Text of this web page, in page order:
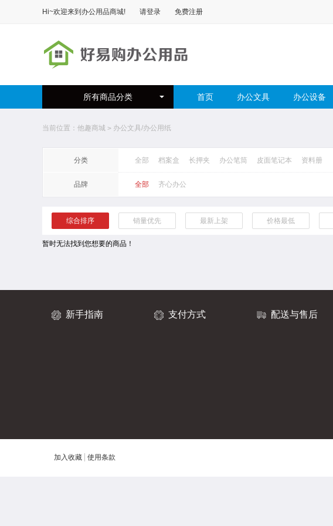
Hi~欢迎来到 办公用品商城! 请登录 免费注册
所有商品分类 首页 办公文具 办公设备
当前位置： 他趣商城 > 办公文具/办公用纸
分类 全部 档案盒 长押夹 办公笔筒 皮面笔记本 资料册
品牌 全部 齐心办公
综合排序 销量优先 最新上架 价格最低
暂时无法找到您想要的商品！
新手指南 支付方式 配送与售后
加入收藏 使用条款